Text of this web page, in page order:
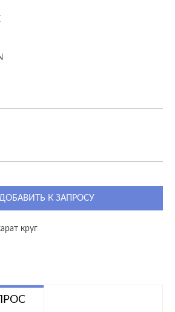
ДОБАВИТЬ К ЗАПРОСУ
круг